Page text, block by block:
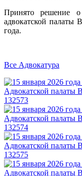
Принято решение о
адвокатской палаты
года.
Все Адвокатура